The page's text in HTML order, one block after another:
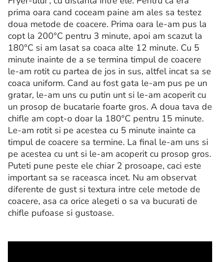
prima oara cand coceam paine am ales sa testez
doua metode de coacere. Prima oara le-am pus la
copt la 200°C pentru 3 minute, apoi am scazut la
180°C si am lasat sa coaca alte 12 minute. Cu 5
minute inainte de a se termina timpul de coacere
le-am rotit cu partea de jos in sus, altfel incat sa se
coaca uniform. Cand au fost gata le-am pus pe un
gratar, le-am uns cu putin unt si le-am acoperit cu
un prosop de bucatarie foarte gros. A doua tava de
chifle am copt-o doar la 180°C pentru 15 minute.
Le-am rotit si pe acestea cu 5 minute inainte ca
timpul de coacere sa termine. La final le-am uns si
pe acestea cu unt si le-am acoperit cu prosop gros.
Puteti pune peste ele chiar 2 prosoape, caci este
important sa se raceasca incet. Nu am observat
diferente de gust si textura intre cele metode de
coacere, asa ca orice alegeti o sa va bucurati de
chifle pufoase si gustoase.